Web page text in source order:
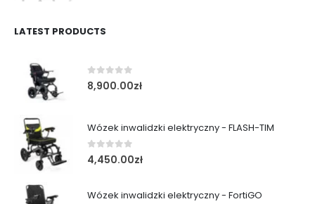
LATEST PRODUCTS
0out of 5
8,900.00zł
Wózek inwalidzki elektryczny - FLASH-TIM
0out of 5
4,450.00zł
Wózek inwalidzki elektryczny - FortiGO